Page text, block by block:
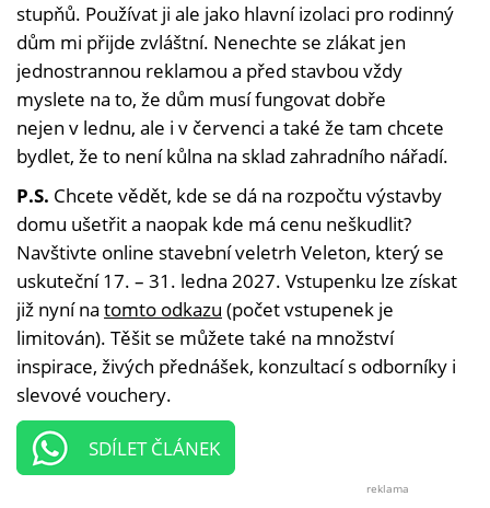
stupňů. Používat ji ale jako hlavní izolaci pro rodinný
dům mi přijde zvláštní. Nenechte se zlákat jen
jednostrannou reklamou a před stavbou vždy
myslete na to, že dům musí fungovat dobře
nejen v lednu, ale i v červenci a také že tam chcete
bydlet, že to není kůlna na sklad zahradního nářadí.
P.S. Chcete vědět, kde se dá na rozpočtu výstavby
domu ušetřit a naopak kde má cenu neškudlit?
Navštivte online stavební veletrh Veleton, který se
uskuteční 17. – 31. ledna 2027. Vstupenku lze získat
již nyní na tomto odkazu (počet vstupenek je
limitován). Těšit se můžete také na množství
inspirace, živých přednášek, konzultací s odborníky i
slevové vouchery.
SDÍLET ČLÁNEK
reklama